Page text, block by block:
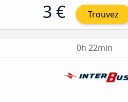
3 € Trouvez
0h 22min